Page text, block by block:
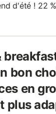
d'été ! 22
bon
en
plus